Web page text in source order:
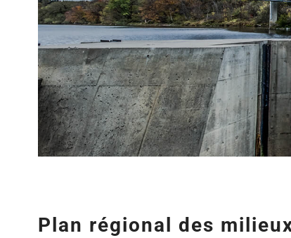
Plan régional des